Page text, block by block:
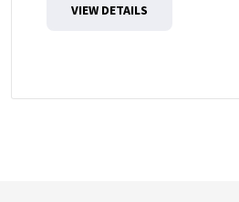
VIEW DETAILS